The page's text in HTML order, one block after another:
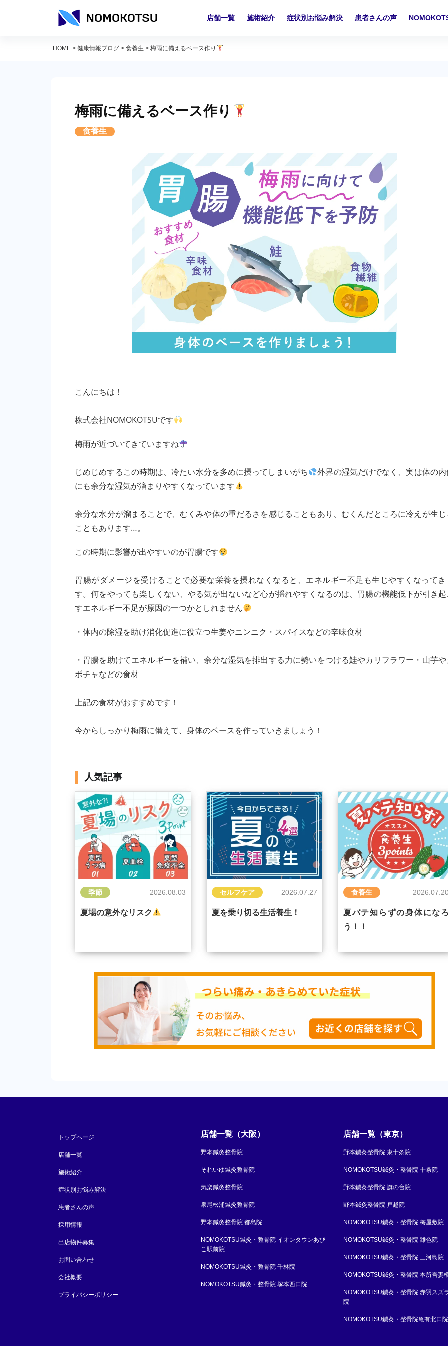
店舗一覧 施術紹介 症状別お悩み解決 患者さんの声
HOME > 健康情報ブログ > 食養生 > 梅雨に備えるベース作り
梅雨に備えるベース作り
食養生
こんにちは！
株式会社NOMOKOTSUです
梅雨が近づいてきていますね
じめじめするこの時期は、冷たい水分を多めに摂ってしまいがち
外界の湿気だけでなく、実は体の
にも余分な湿気が溜まりやすくなっています
余分な水分が溜まることで、むくみや体の重だるさを感じることもあり、むくんだところに冷えが生
こともあります…。
この時期に影響が出やすいのが胃腸です
胃腸がダメージを受けることで必要な栄養を摂れなくなると、エネルギー不足も生じやすくなって
す。何をやっても楽しくない、やる気が出ないなど心が揺れやすくなるのは、胃腸の機能低下が引き
すエネルギー不足が原因の一つかとしれません
・体内の除湿を助け消化促進に役立つ生姜やニンニク・スパイスなどの辛味食材
・胃腸を助けてエネルギーを補い、余分な湿気を排出する力に勢いをつける鮭やカリフラワー・山芋
ボチャなどの食材
上記の食材がおすすめです！
今からしっかり梅雨に備えて、身体のベースを作っていきましょう！
人気記事
季節 2026.08.03
夏場の意外なリスク
セルフケア 2026.07.27
夏を乗り切る生活養生！
食養生
夏バテ知らずの身体にな
う！！
トップページ
店舗一覧
施術紹介
症状別お悩み解決
患者さんの声
採用情報
出店物件募集
お問い合わせ
会社概要
プライバシーポリシー
店舗一覧（大阪）
野本鍼灸整骨院
それいゆ鍼灸整骨院
気楽鍼灸整骨院
泉尾松浦鍼灸整骨院
野本鍼灸整骨院 都島院
NOMOKOTSU鍼灸・整骨院 イオンタウンあび
こ駅前院
NOMOKOTSU鍼灸・整骨院 千林院
NOMOKOTSU鍼灸・整骨院 塚本西口院
店舗一覧（東京）
野本鍼灸整骨院 東十条院
NOMOKOTSU鍼灸・整骨院 十条院
野本鍼灸整骨院 旗の台院
野本鍼灸整骨院 戸越院
NOMOKOTSU鍼灸・整骨院 梅屋敷院
NOMOKOTSU鍼灸・整骨院 雑色院
NOMOKOTSU鍼灸・整骨院 三河島院
NOMOKOTSU鍼灸・整骨院 本所吾妻
NOMOKOTSU鍼灸・整骨院 赤羽スズ
院
NOMOKOTSU鍼灸・整骨院亀有北口院